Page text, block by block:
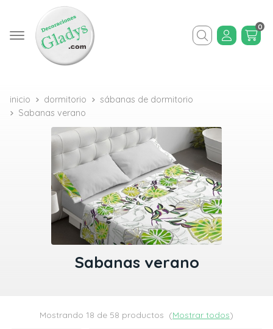
Buscar
0
inicio dormitorio
sábanas de dormitorio
Sabanas verano
Sabanas verano
Mostrando 18 de 58 productos (Mostrar todos)